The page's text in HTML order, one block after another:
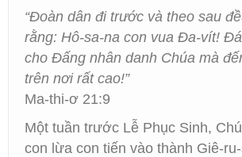
“Đoàn dân đi trước và theo sau
rằng: Hô-sa-na con vua Đa-vít!
cho Đấng nhân danh Chúa mà
trên nơi rất cao!”
Ma-thi-ơ 21:9
Một tuần trước Lễ Phục Sinh,
con lừa con tiến vào thành Giê-